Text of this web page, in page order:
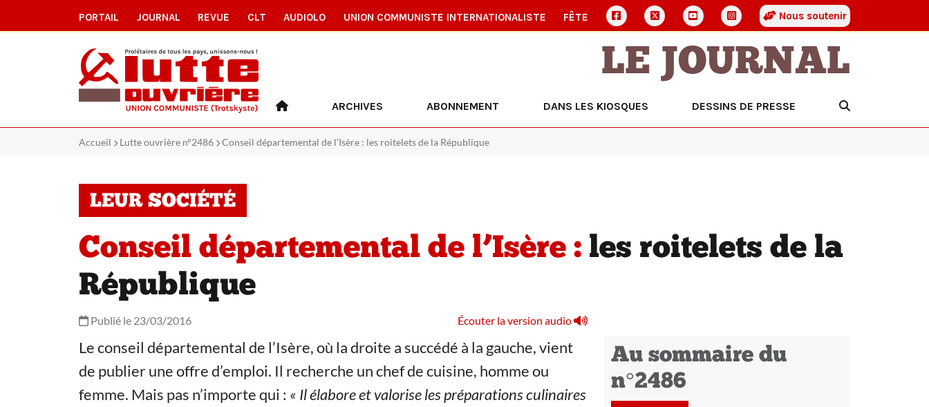
PORTAIL JOURNAL REVUE CLT AUDIOLO UNION COMMUNISTE INTERNATIONALISTE FÊTE Nous soutenir
LE JOURNAL
ARCHIVES ABONNEMENT DANS LES KIOSQUES DESSINS DE PRESSE
Accueil Lutte ouvrière n°2486 Conseil départemental de l’Isère : les roitelets de la République
LEUR SOCIÉTÉ
Conseil départemental de l’Isère : les roitelets de la
République
Publié le 23/03/2016 Écouter la version audio
Le conseil départemental de l’Isère, où la droite a succédé à la gauche, vient
de publier une offre d’emploi. Il recherche un chef de cuisine, homme ou
femme. Mais pas n’importe qui : « Il élabore et valorise les préparations culinaires
Au sommaire du
n°2486